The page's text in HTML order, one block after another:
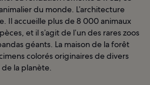
du monde. L’architecture
Il accueille plus de 8 000 animaux
et il s’agit de l’un des rares zoos
géants. La maison de la forêt
colorés originaires de divers
de la planète.